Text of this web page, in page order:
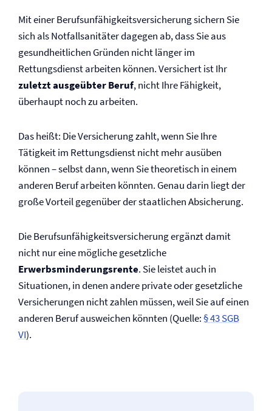
Mit einer Berufs­unfähigkeits­versicherung sichern Sie
sich als Notfallsanitäter dagegen ab, dass Sie aus
gesundheitlichen Gründen nicht länger im
Rettungsdienst arbeiten können. Versichert ist Ihr
zuletzt ausgeübter Beruf, nicht Ihre Fähigkeit,
überhaupt noch zu arbeiten.
Das heißt: Die Versicherung zahlt, wenn Sie Ihre
Tätigkeit im Rettungsdienst nicht mehr ausüben
können – selbst dann, wenn Sie theoretisch in einem
anderen Beruf arbeiten könnten. Genau darin liegt der
große Vorteil gegenüber der staatlichen Absicherung.
Die Berufs­unfähigkeits­versicherung ergänzt damit
nicht nur eine mögliche gesetzliche
Erwerbsminderungs­rente. Sie leistet auch in
Situationen, in denen andere private oder gesetzliche
Versicherungen nicht zahlen müssen, weil Sie auf einen
anderen Beruf ausweichen könnten (Quelle:§ 43 SGB
VI).